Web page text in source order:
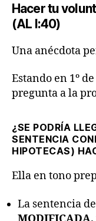
Hacer tu
(AL I:40)
Una anécdota
Estando en 1º
pregunta a la
¿SE PODRÍA
SENTENCIA
HIPOTECAS)
Ella en tono
La sentencia